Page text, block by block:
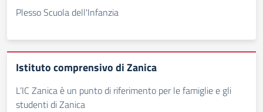
Plesso Scuola dell'Infanzia
Istituto comprensivo di Zanica
L’IC Zanica è un punto di riferimento per le famiglie e gli
studenti di Zanica